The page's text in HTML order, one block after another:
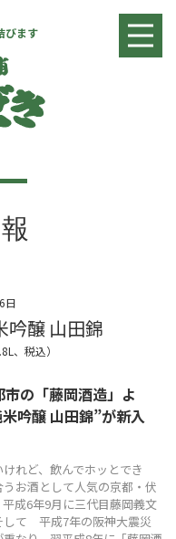
びます
日
吟醸 山田錦
、税込）
市の「藤岡酒造」よ
吟醸 山田錦”が新入
れど、飲んでホッとでき
うお酒として人気の京都・伏
平成6年9月に三代目藤岡義文
して 平成7年の阪神大震災
店舗情報
ます
5102
19:00
月曜日